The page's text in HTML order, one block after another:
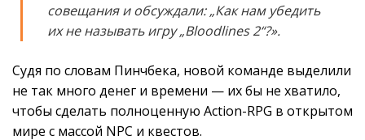
совещания и обсуждали: „Как нам убедить
их не называть игру „Bloodlines 2“?».
Судя по словам Пинчбека, новой команде выделили
не так много денег и времени — их бы не хватило,
чтобы сделать полноценную Action-RPG в открытом
мире с массой NPC и квестов.